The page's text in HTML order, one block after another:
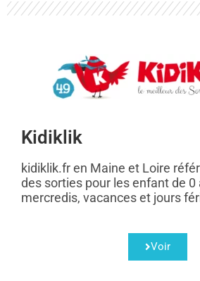
Kidiklik
kidiklik.fr en Maine et Loire
des sorties pour les enfant de 0
mercredis, vacances et jours
Voir